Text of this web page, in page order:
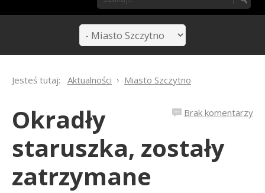
Jesteś tutaj: Aktualności Miasto Szczytno
Brak komentarzy
Okradły
staruszka, zostały
zatrzymane